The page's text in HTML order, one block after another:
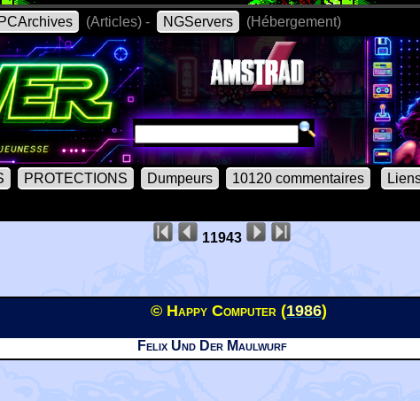
(Articles) - NGServers (Hébergement)
PROTECTIONS Dumpeurs 10120 commentaires
11943
© Happy Computer (1986)
Felix Und Der Maulwurf